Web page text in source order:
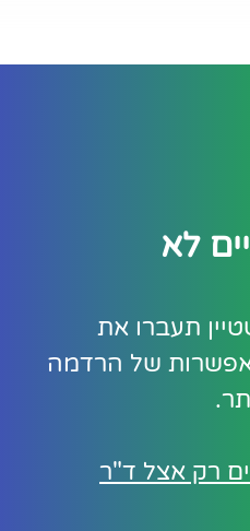
לא
תעברו את
אפשרות של הרדמה
רק אצל ד"ר